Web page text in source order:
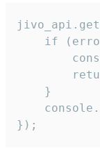
if
    }
});